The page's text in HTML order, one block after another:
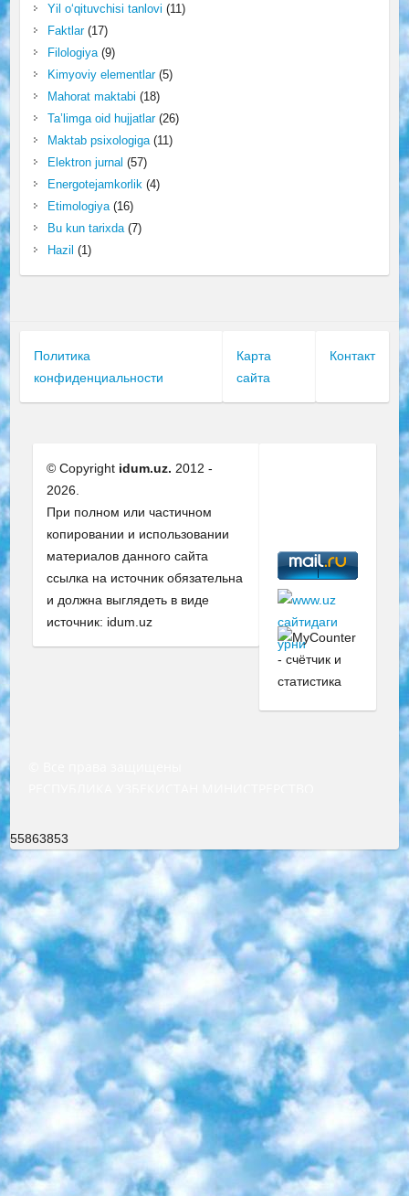
Yil o‘qituvchisi tanlovi (11)
Faktlar(17)
Filologiya(9)
Kimyoviy elementlar(5)
Mahorat maktabi (18)
Ta’limga oid hujjatlar(26)
Maktab psixologiga(11)
Elektron jurnal (57)
Energotejamkorlik (4)
Etimologiya(16)
Bu kun tarixda(7)
Hazil (1)
Политика
конфиденциальности
Карта
сайта
Контакт
© Copyright idum.uz. 2012 -
2026.
При полном или частичном
копировании и использовании
материалов данного сайта
ссылка на источник обязательна
и должна выглядеть в виде
источник: idum.uz
55863853